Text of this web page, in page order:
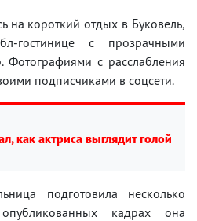
на короткий отдых в Буковель,
гостинице с прозрачными
с расслабления
подписчиками в соцсети.
как актриса выглядит голой
подготовила несколько
кадрах она